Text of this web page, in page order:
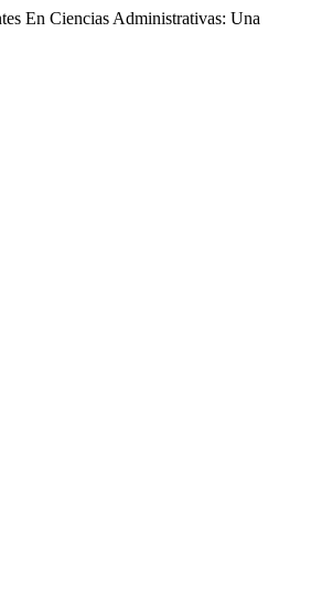
En Ciencias Administrativas: Una